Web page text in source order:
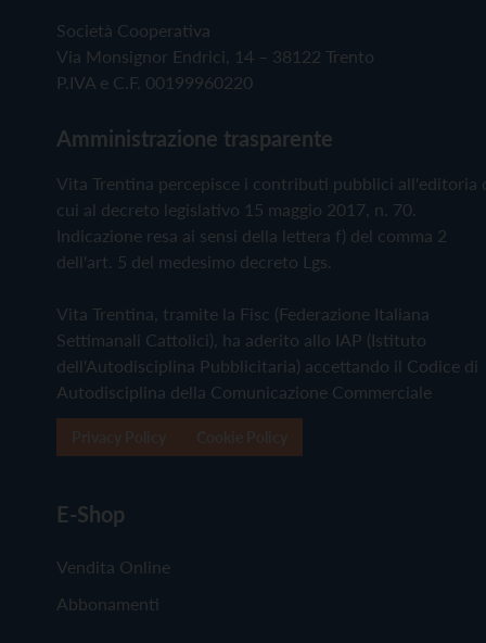
Società Cooperativa
Via Monsignor Endrici, 14 – 38122 Trento
P.IVA e C.F. 00199960220
Amministrazione trasparente
Vita Trentina percepisce i contributi pubblici all'editoria
cui al decreto legislativo 15 maggio 2017, n. 70.
Indicazione resa ai sensi della lettera f) del comma 2
dell'art. 5 del medesimo decreto Lgs.
Vita Trentina, tramite la Fisc (Federazione Italiana
Settimanali Cattolici), ha aderito allo IAP (Istituto
dell'Autodisciplina Pubblicitaria) accettando il Codice di
Autodisciplina della Comunicazione Commerciale
E-Shop
Vendita Online
Abbonamenti